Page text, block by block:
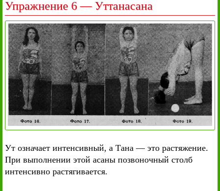
Упражнение 6 — Уттанасана
Ут означает интенсивный, а Тана — это растяжение.
При выполнении этой асаны позвоночный столб
интенсивно растягивается.